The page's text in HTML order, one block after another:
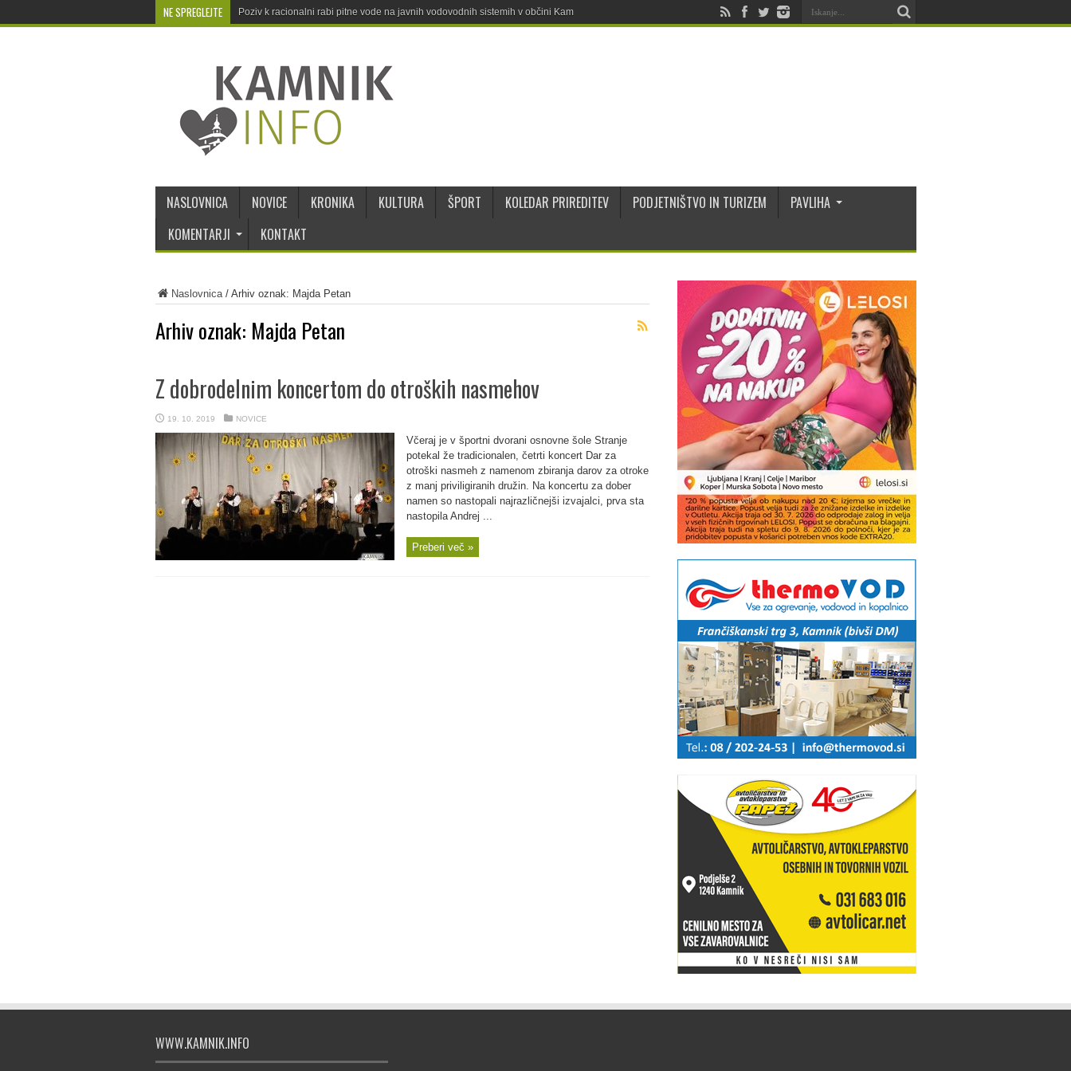
NE SPREGLEJTE Poziv k racionalni rabi pitne vode na javnih vodovodnih sistemih v občini Kamnik
NASLOVNICA NOVICE KRONIKA KULTURA ŠPORT KOLEDAR PRIREDITEV PODJETNIŠTVO IN TURIZEM
PAVLIHA
KOMENTARJI
KONTAKT
Naslovnica/ Arhiv oznak: Majda Petan
Arhiv oznak: Majda Petan
Z dobrodelnim koncertom do otroških nasmehov
19. 10. 2019 NOVICE
Včeraj je v športni dvorani osnovne šole Stranje
potekal že tradicionalen, četrti koncert Dar za
otroški nasmeh z namenom zbiranja darov za otroke
z manj priviligiranih družin. Na koncertu za dober
namen so nastopali najrazličnejši izvajalci, prva sta
nastopila Andrej ...
Preberi več »
WWW.KAMNIK.INFO